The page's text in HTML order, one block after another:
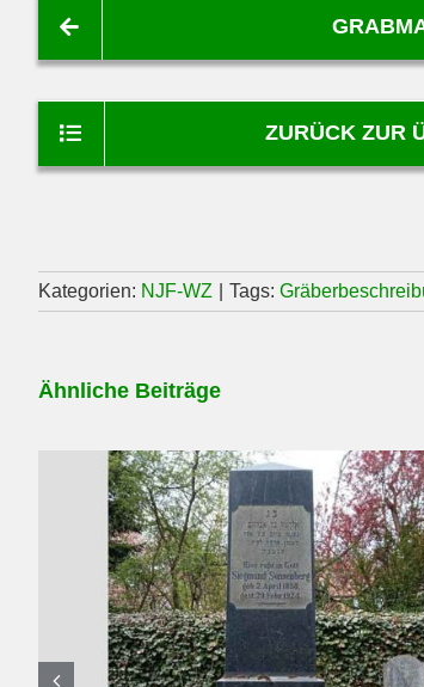
ZURÜCK ZUR
Kategorien: NJF-WZ Tags:
Ähnliche Beiträge